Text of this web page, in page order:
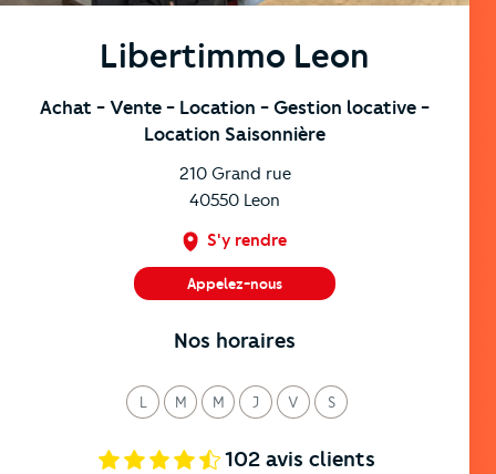
Libertimmo Leon
Achat - Vente - Location - Gestion locative -
Location Saisonnière
210 Grand rue
40550 Leon
S'y rendre
Appelez-nous
Nos horaires
L
undi
M
ardi
M
ercredi
J
eudi
V
endredi
S
amedi
102avis clients